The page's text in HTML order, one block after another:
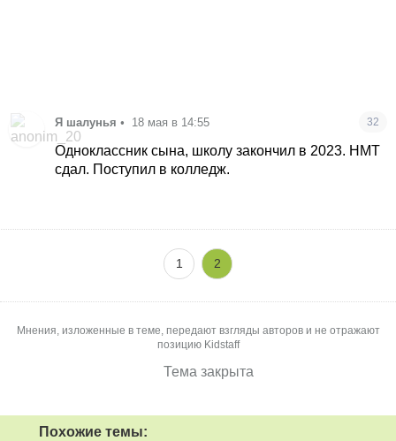
Я шалунья • 18 мая в 14:55 32
Одноклассник сына, школу закончил в 2023. НМТ
сдал. Поступил в колледж.
1 2
Мнения, изложенные в теме, передают взгляды авторов и не отражают
позицию Kidstaff
Тема закрыта
Похожие темы: